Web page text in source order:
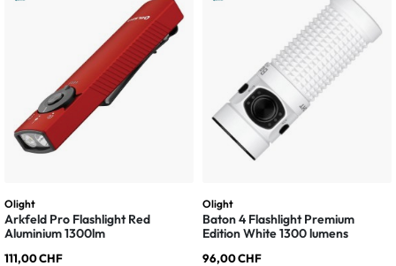
Olight
Arkfeld Pro Flashlight Red
Aluminium 1300lm
111,00 CHF
Olight
Baton 4 Flashlight Premium
Edition White 1300 lumens
96,00 CHF